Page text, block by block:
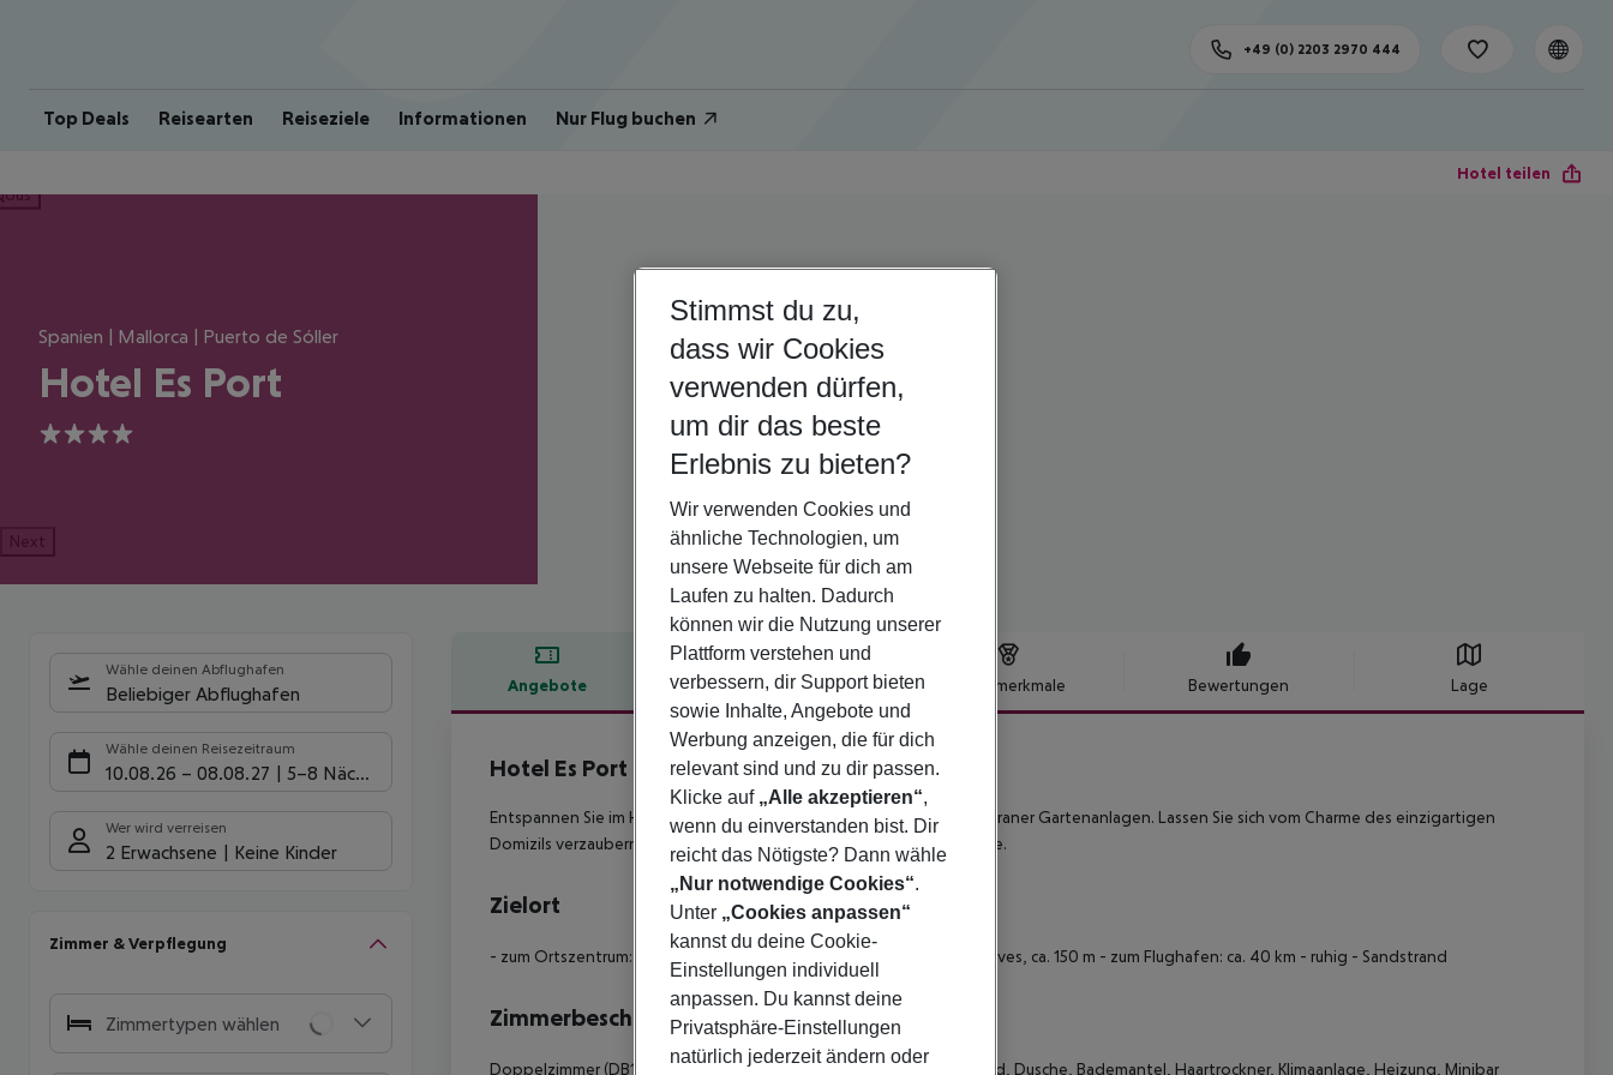
Top Deals Reisearten Reiseziele Informationen Nur Flug buchen
+49 (0) 2203 2970 444
Hotel teilen
Spanien | Mallorca | Puerto de Sóller
Hotel Es Port
4
Next
Wähle deinen Abflughafen
Beliebiger Abflughafen
Wähle deinen Reisezeitraum
10.08.26 – 08.08.27 5-8 Nächte
Wer wird verreisen
2 Erwachsene Keine Kinder
Zimmer & Verpflegung
Zimmertypen wählen
Angebote Hotelbeschreibung Hotelmerkmale Bewertungen Lage
Hotelbeschreibung
Hotel Es Port
Entspannen Sie im Herrenhaus im Herzen von Sóller inmitten mediterraner Gartenanlagen. Lassen Sie sich vom Charme des einzigartigen
Domizils verzaubern und genießen Sie relaxtes Inselflair mit Ambiente.
Zielort
- zum Ortszentrum: Port de Soller, ca. 150 m - zum Strand: Playa Es Traves, ca. 150 m - zum Flughafen: ca. 40 km - ruhig - Sandstrand
Zimmerbeschreibung
Doppelzimmer (DB1) - 10-15 qm, Doppel, Gartenblick, Bergblick, 1 Bad, Dusche, Bademantel, Haartrockner, Klimaanlage, Heizung, Minibar
Stimmst du zu,
dass wir Cookies
verwenden dürfen,
um dir das beste
Erlebnis zu bieten?
Wir verwenden Cookies und
ähnliche Technologien, um
unsere Webseite für dich am
Laufen zu halten. Dadurch
können wir die Nutzung unserer
Plattform verstehen und
verbessern, dir Support bieten
sowie Inhalte, Angebote und
Werbung anzeigen, die für dich
relevant sind und zu dir passen.
Klicke auf „Alle akzeptieren“,
wenn du einverstanden bist. Dir
reicht das Nötigste? Dann wähle
„Nur notwendige Cookies“.
Unter „Cookies anpassen“
kannst du deine Cookie-
Einstellungen individuell
anpassen. Du kannst deine
Privatsphäre-Einstellungen
natürlich jederzeit ändern oder